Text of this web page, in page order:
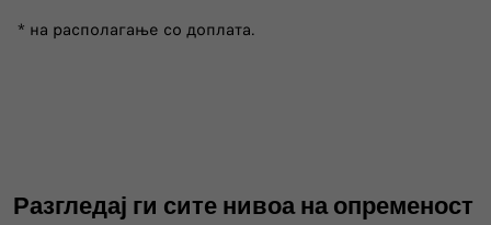
* на располагање со доплата.
Разгледај ги сите нивоа на опременост